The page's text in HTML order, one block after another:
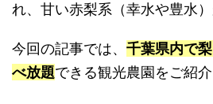
れ、甘い赤梨系（幸水や豊水）
今回の記事では、 千葉県内で
べ放題できる観光農園をご紹介